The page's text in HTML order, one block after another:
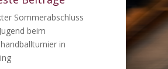
Sommerabschluss
beim
in